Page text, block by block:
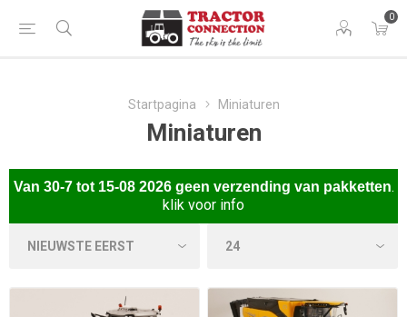
0
Startpagina Miniaturen
Miniaturen
Van 30-7 tot 15-08 2026 geen verzending van pakketten.
klik voor info